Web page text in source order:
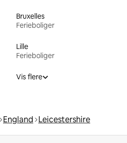
Bruxelles
Ferieboliger
Lille
Ferieboliger
Vis flere
England Leicestershire